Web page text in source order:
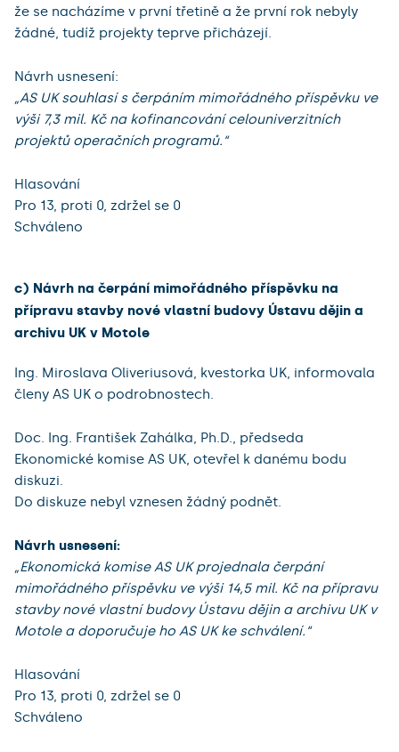
že se nacházíme v první třetině a že první rok nebyly
žádné, tudíž projekty teprve přicházejí.
Návrh usnesení:
„AS UK souhlasí s čerpáním mimořádného příspěvku ve
výši 7,3 mil. Kč na kofinancování celouniverzitních
projektů operačních programů.“
Hlasování
Pro 13, proti 0, zdržel se 0
Schváleno
c) Návrh na čerpání mimořádného příspěvku na
přípravu stavby nové vlastní budovy Ústavu dějin a
archivu UK v Motole
Ing. Miroslava Oliveriusová, kvestorka UK, informovala
členy AS UK o podrobnostech.
Doc. Ing. František Zahálka, Ph.D., předseda
Ekonomické komise AS UK, otevřel k danému bodu
diskuzi.
Do diskuze nebyl vznesen žádný podnět.
Návrh usnesení:
„Ekonomická komise AS UK projednala čerpání
mimořádného příspěvku ve výši 14,5 mil. Kč na přípravu
stavby nové vlastní budovy Ústavu dějin a archivu UK v
Motole a doporučuje ho AS UK ke schválení.“
Hlasování
Pro 13, proti 0, zdržel se 0
Schváleno